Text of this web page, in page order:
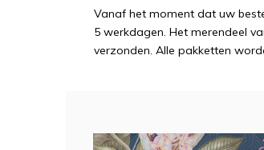
Vanaf het moment dat uw
5 werkdagen. Het merendeel
verzonden. Alle pakketten